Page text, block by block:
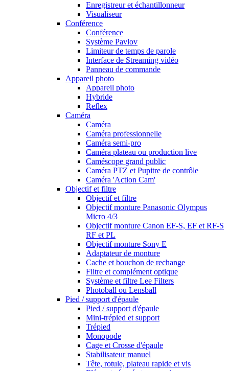
Enregistreur et échantillonneur
Visualiseur
Conférence
Conférence
Système Pavlov
Limiteur de temps de parole
Interface de Streaming vidéo
Panneau de commande
Appareil photo
Appareil photo
Hybride
Reflex
Caméra
Caméra
Caméra professionnelle
Caméra semi-pro
Caméra plateau ou production live
Caméscope grand public
Caméra PTZ et Pupitre de contrôle
Caméra 'Action Cam'
Objectif et filtre
Objectif et filtre
Objectif monture Panasonic Olympus
Micro 4/3
Objectif monture Canon EF-S, EF et RF-S
RF et PL
Objectif monture Sony E
Adaptateur de monture
Cache et bouchon de rechange
Filtre et complément optique
Système et filtre Lee Filters
Photoball ou Lensball
Pied / support d'épaule
Pied / support d'épaule
Mini-trépied et support
Trépied
Monopode
Cage et Crosse d'épaule
Stabilisateur manuel
Tête, rotule, plateau rapide et vis